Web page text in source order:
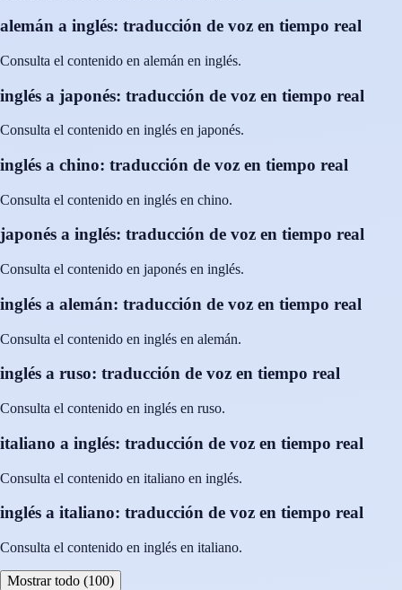
alemán a inglés: traducción de voz en tiempo real
Consulta el contenido en alemán en inglés.
inglés a japonés: traducción de voz en tiempo real
Consulta el contenido en inglés en japonés.
inglés a chino: traducción de voz en tiempo real
Consulta el contenido en inglés en chino.
japonés a inglés: traducción de voz en tiempo real
Consulta el contenido en japonés en inglés.
inglés a alemán: traducción de voz en tiempo real
Consulta el contenido en inglés en alemán.
inglés a ruso: traducción de voz en tiempo real
Consulta el contenido en inglés en ruso.
italiano a inglés: traducción de voz en tiempo real
Consulta el contenido en italiano en inglés.
inglés a italiano: traducción de voz en tiempo real
Consulta el contenido en inglés en italiano.
Mostrar todo (100)